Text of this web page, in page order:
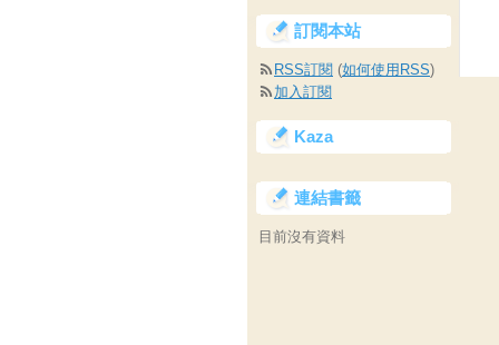
訂閱本站
RSS訂閱 (如何使用RSS)
加入訂閱
Kaza
連結書籤
目前沒有資料